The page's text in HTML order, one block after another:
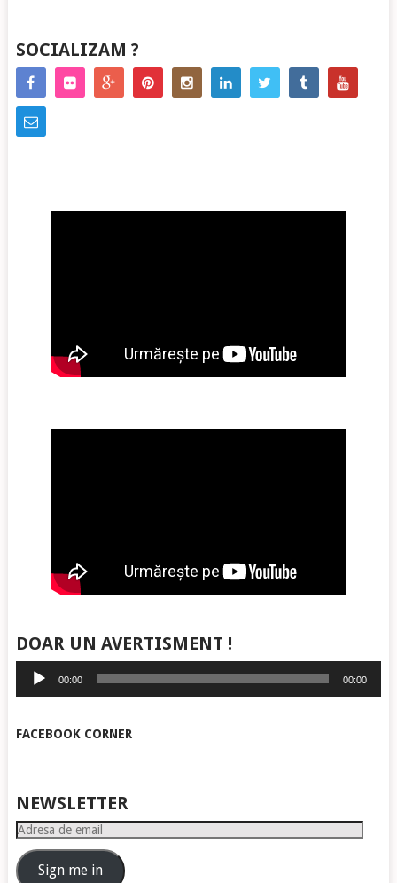
SOCIALIZAM ?
DOAR UN AVERTISMENT !
Player
audio
00:00 00:00
FACEBOOK CORNER
NEWSLETTER
Adresa
emailSign me in